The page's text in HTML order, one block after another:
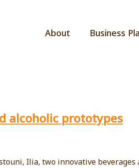
About Business
alcoholic prototypes
Ilia, two innovative